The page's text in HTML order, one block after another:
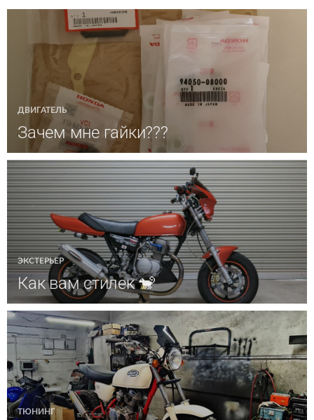
ДВИГАТЕЛЬ
Зачем мне гайки???
ЭКСТЕРЬЕР
Как вам стилек 🐒
ТЮНИНГ